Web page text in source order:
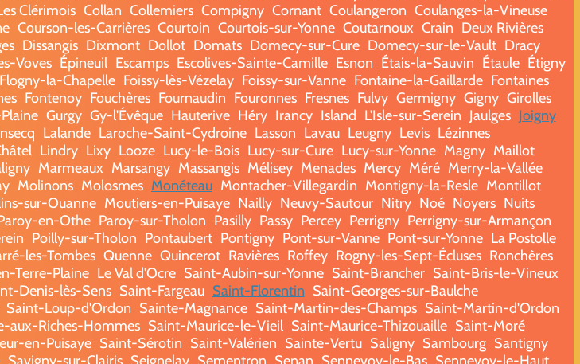
Clérimois Collan Collemiers Compigny Cornant Coulangeron Coulanges-la-Vineuse
Courson-les-Carrières Courtoin Courtois-sur-Yonne Coutarnoux Crain Deux Rivières
Dissangis Dixmont Dollot Domats Domecy-sur-Cure Domecy-sur-le-Vault Dracy
Voves Épineuil Escamps Escolives-Sainte-Camille Esnon Étais-la-Sauvin Étaule Étigny
Flogny-la-Chapelle Foissy-lès-Vézelay Foissy-sur-Vanne Fontaine-la-Gaillarde Fontaines
Fontenoy Fouchères Fournaudin Fouronnes Fresnes Fulvy Germigny Gigny Girolles
Gurgy Gy-l'Évêque Hauterive Héry Irancy Island L'Isle-sur-Serein Jaulges Joigny
Lalande Laroche-Saint-Cydroine Lasson Lavau Leugny Levis Lézinnes
Lindry Lixy Looze Lucy-le-Bois Lucy-sur-Cure Lucy-sur-Yonne Magny Maillot
Marmeaux Marsangy Massangis Mélisey Menades Mercy Méré Merry-la-Vallée
Molinons Molosmes Monéteau Montacher-Villegardin Montigny-la-Resle Montillot
sur-Ouanne Moutiers-en-Puisaye Nailly Neuvy-Sautour Nitry Noé Noyers Nuits
en-Othe Paroy-sur-Tholon Pasilly Passy Percey Perrigny Perrigny-sur-Armançon
Poilly-sur-Tholon Pontaubert Pontigny Pont-sur-Vanne Pont-sur-Yonne La Postolle
les-Tombes Quenne Quincerot Ravières Roffey Rogny-les-Sept-Écluses Ronchères
Terre-Plaine Le Val d'Ocre Saint-Aubin-sur-Yonne Saint-Brancher Saint-Bris-le-Vineux
Denis-lès-Sens Saint-Fargeau Saint-Florentin Saint-Georges-sur-Baulche
Saint-Loup-d'Ordon Sainte-Magnance Saint-Martin-des-Champs Saint-Martin-d'Ordon
aux-Riches-Hommes Saint-Maurice-le-Vieil Saint-Maurice-Thizouaille Saint-Moré
en-Puisaye Saint-Sérotin Saint-Valérien Sainte-Vertu Saligny Sambourg Santigny